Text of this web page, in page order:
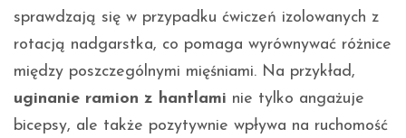
sprawdzają się w przypadku ćwiczeń izolowanych z
rotacją nadgarstka, co pomaga wyrównywać różnice
między poszczególnymi mięśniami. Na przykład,
uginanie ramion z hantlami nie tylko angażuje
bicepsy, ale także pozytywnie wpływa na ruchomość